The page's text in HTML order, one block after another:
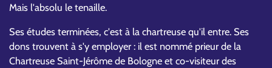
Mais l'absolu le tenaille.
Ses études terminées, c'est à la chartreuse qu'il entre. Ses
dons trouvent à s'y employer : il est nommé prieur de la
Chartreuse Saint-Jérôme de Bologne et co-visiteur des